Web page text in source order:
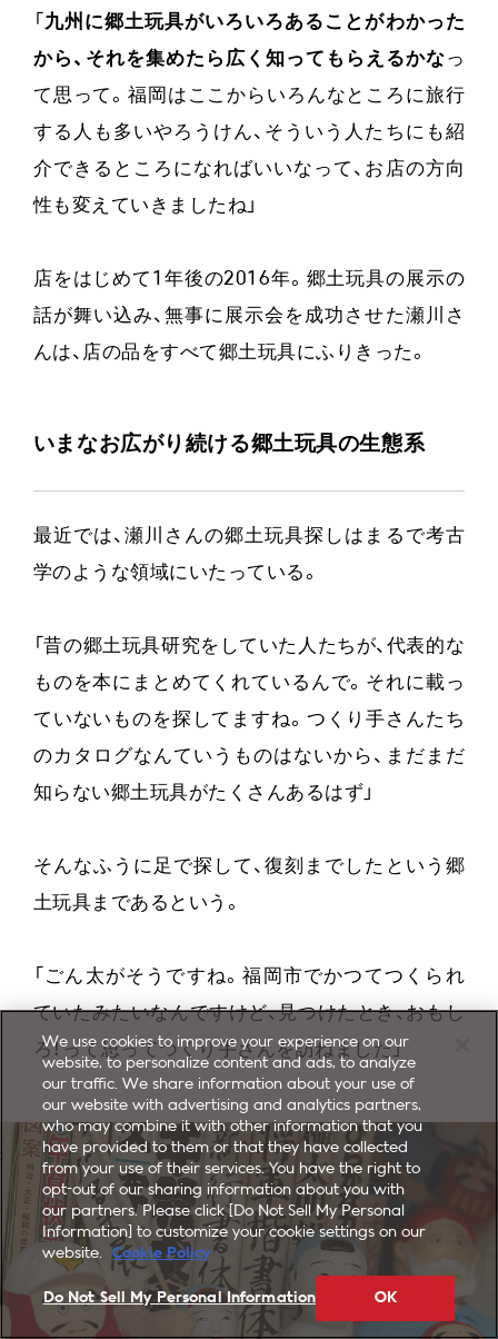
「 九州に郷土玩具がいろいろあることがわかった
から、それを集めたら広く知ってもらえるかなっ
て思って。福岡はここからいろんなところに旅行
する人も多いやろうけん、そういう人たちにも紹
介できるところになればいいなって、お店の方向
性も変えていきましたね」
店をはじめて1年後の2016年。郷土玩具の展示の
話が舞い込み、無事に展示会を成功させた瀬川さ
んは、店の品をすべて郷土玩具にふりきった。
いまなお広がり続ける郷土玩具の生態系
最近では、瀬川さんの郷土玩具探しはまるで考古
学のような領域にいたっている。
「昔の郷土玩具研究をしていた人たちが、代表的な
ものを本にまとめてくれているんで。それに載っ
ていないものを探してますね。つくり手さんたち
のカタログなんていうものはないから、まだまだ
知らない郷土玩具がたくさんあるはず」
そんなふうに足で探して、復刻までしたという郷
土玩具まであるという。
「ごん太がそうですね。福岡市でかつてつくられ
ていたみたいなんですけど、見つけたとき、おもし
ろ！って思ってつくり手さんを訪ねました」
We use cookies to improve your experience on our
website, to personalize content and ads, to analyze
our traffic. We share information about your use of
our website with advertising and analytics partners,
who may combine it with other information that you
have provided to them or that they have collected
from your use of their services. You have the right to
opt-out of our sharing information about you with
our partners. Please click [Do Not Sell My Personal
Information] to customize your cookie settings on our
website.
Cookie Policy
Do Not Sell My Personal Information OK